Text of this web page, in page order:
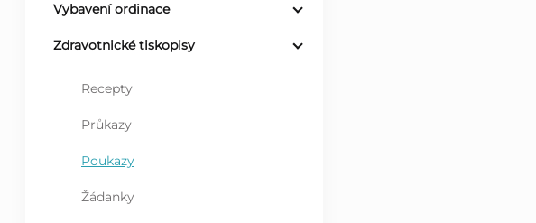
Vybavení ordinace
Zdravotnické tiskopisy
Recepty
Průkazy
Poukazy
Žádanky